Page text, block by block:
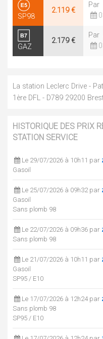
SP98
2.119 €
Par
GAZ
2.179 €
Par
La station Leclerc Drive -
1ère DFL - D789 29200
HISTORIQUE DES PRIX
STATION SERVICE
Le 29/07/2026 à 10h11 par
Gasoil
Le 25/07/2026 à 09h32 par
Gasoil
Sans plomb 98
Le 22/07/2026 à 09h36 par
Sans plomb 98
Le 21/07/2026 à 10h11 par
Gasoil
SP95 / E10
Le 17/07/2026 à 12h24 par
Sans plomb 98
SP95 / E10